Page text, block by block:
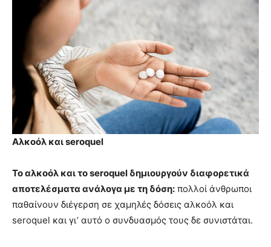
Αλκοόλ και seroquel
Το αλκοόλ και το seroquel δημιουργούν διαφορετικά
αποτελέσματα ανάλογα με τη δόση: πολλοί άνθρωποι
παθαίνουν διέγερση σε χαμηλές δόσεις αλκοόλ και
seroquel και γι’ αυτό ο συνδυασμός τους δε συνιστάται.